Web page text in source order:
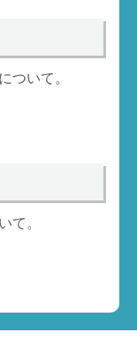
ついて。
て。